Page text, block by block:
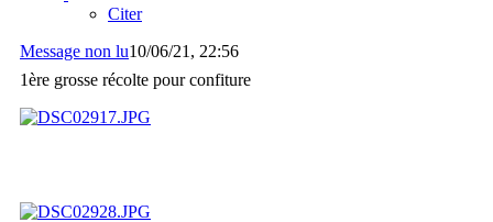
Citer
Message non lu10/06/21, 22:56
1ère grosse récolte pour confiture